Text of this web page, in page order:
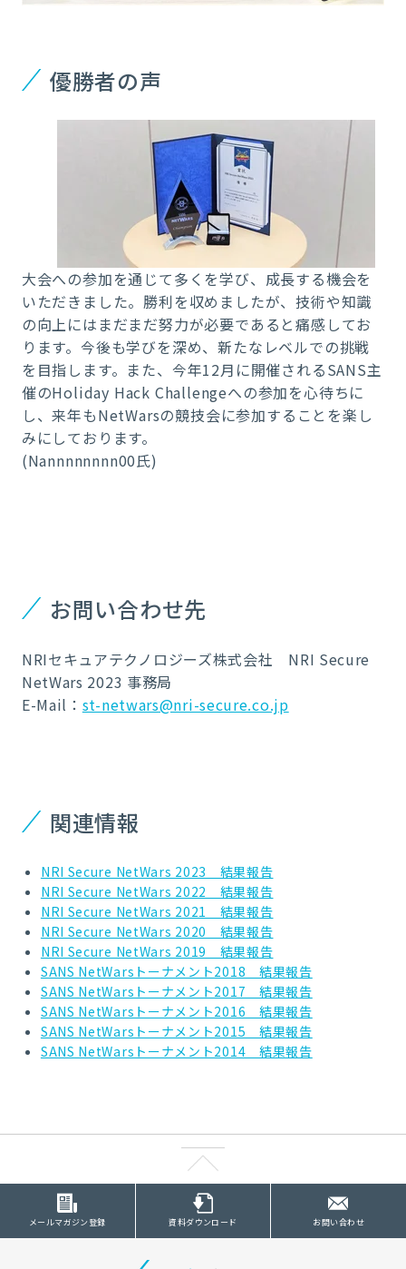
優勝者の声
大会への参加を通じて多くを学び、成長する機会を
いただきました。勝利を収めましたが、技術や知識
の向上にはまだまだ努力が必要であると痛感してお
ります。今後も学びを深め、新たなレベルでの挑戦
を目指します。また、今年12月に開催されるSANS主
催のHoliday Hack Challengeへの参加を心待ちに
し、来年もNetWarsの競技会に参加することを楽し
みにしております。
(Nannnnnnnn00氏)
お問い合わせ先
NRIセキュアテクノロジーズ株式会社 NRI Secure
NetWars 2023 事務局
E-Mail： st-netwars@nri-secure.co.jp
関連情報
NRI Secure NetWars 2023 結果報告
NRI Secure NetWars 2022 結果報告
NRI Secure NetWars 2021 結果報告
NRI Secure NetWars 2020 結果報告
NRI Secure NetWars 2019 結果報告
SANS NetWarsトーナメント2018 結果報告
SANS NetWarsトーナメント2017 結果報告
SANS NetWarsトーナメント2016 結果報告
SANS NetWarsトーナメント2015 結果報告
SANS NetWarsトーナメント2014 結果報告
メールマガジン登録 資料ダウンロード お問い合わせ